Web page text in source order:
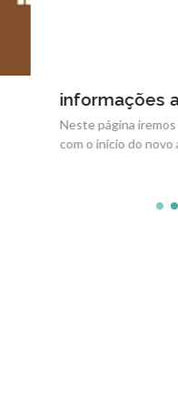
informações ano
Neste página iremos
com o início do novo ano